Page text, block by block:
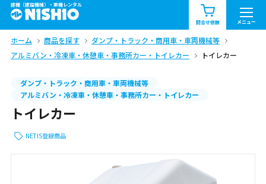
建機（建設機械）・重機レンタル
問合せ依頼 メニュー
商品一覧 お知らせ一覧
問合せ依頼リスト お問合せ
北海道 東北
中部
九州・沖縄（外部）
ホーム 商品を探す
ダンプ・トラック・商用車・車両機械等
アルミバン・冷凍車・休憩車・事務所カー・トイレカー
トイレカー
ダンプ・トラック・商用車・車両機械等
アルミバン・冷凍車・休憩車・事務所カー・トイレカー
トイレカー
NETIS登録商品